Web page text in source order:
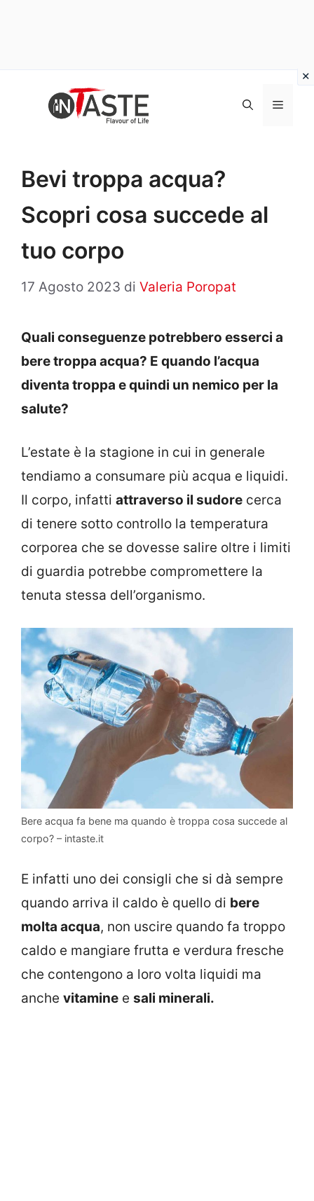
Menu
Bevi troppa acqua?
Scopri cosa succede al
tuo corpo
17 Agosto 2023 di Valeria Poropat
Quali conseguenze potrebbero esserci a
bere troppa acqua? E quando l’acqua
diventa troppa e quindi un nemico per la
salute?
L’estate è la stagione in cui in generale
tendiamo a consumare più acqua e liquidi.
Il corpo, infatti attraverso il sudore cerca
di tenere sotto controllo la temperatura
corporea che se dovesse salire oltre i limiti
di guardia potrebbe compromettere la
tenuta stessa dell’organismo.
Bere acqua fa bene ma quando è troppa cosa succede al
corpo? – intaste.it
E infatti uno dei consigli che si dà sempre
quando arriva il caldo è quello di bere
molta acqua, non uscire quando fa troppo
caldo e mangiare frutta e verdura fresche
che contengono a loro volta liquidi ma
anche vitamine e sali minerali.